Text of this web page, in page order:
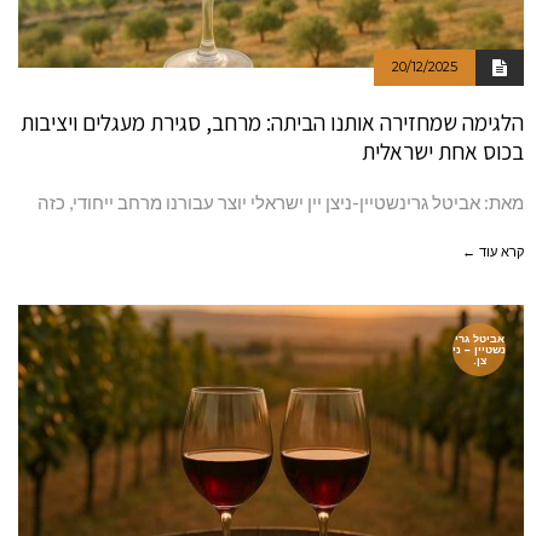
20/12/2025
הלגימה שמחזירה אותנו הביתה: מרחב, סגירת מעגלים ויציבות
בכוס אחת ישראלית
מאת: אביטל גרינשטיין-ניצן יין ישראלי יוצר עבורנו מרחב ייחודי, כזה
קרא עוד ←
אביטל גרי
נשטיין – ני
צן.